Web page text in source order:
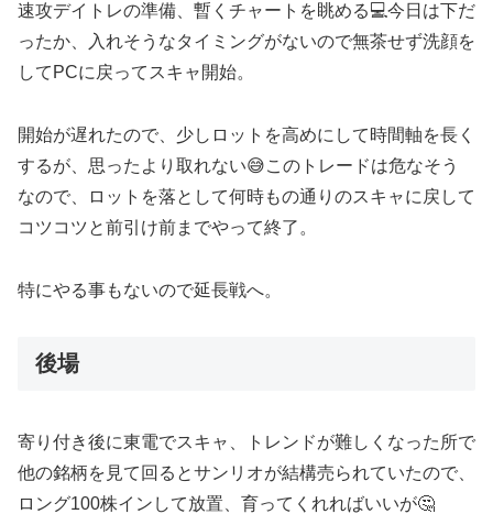
速攻デイトレの準備、暫くチャートを眺める💻今日は下だ
ったか、入れそうなタイミングがないので無茶せず洗顔を
してPCに戻ってスキャ開始。
開始が遅れたので、少しロットを高めにして時間軸を長く
するが、思ったより取れない😅このトレードは危なそう
なので、ロットを落として何時もの通りのスキャに戻して
コツコツと前引け前までやって終了。
特にやる事もないので延長戦へ。
後場
寄り付き後に東電でスキャ、トレンドが難しくなった所で
他の銘柄を見て回るとサンリオが結構売られていたので、
ロング100株インして放置、育ってくれればいいが🤔